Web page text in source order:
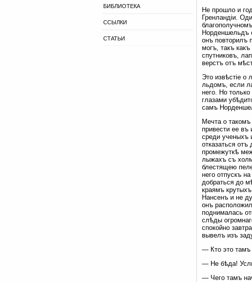
БИБЛИОТЕКА
ССЫЛКИ
СТАТЬИ
Не прошло и
Гренландіи.
Норденшельдъ
онъ повторилъ
могъ, такъ
спутниковъ,
верстъ отъ
Это извѣстіе о
льдомъ, если
него. Но
глазами
самъ
Мечта о
привести ее въ
среди ученыхъ
отказаться
промежуткѣ
лыжахъ съ
блестящею
него отпускъ
добраться до
краямъ
Нансенъ и не
онъ
поднималась
слѣды
спокойно
вывелъ изъ
— Кто это тамъ
— Не бѣда!
— Чего тамъ